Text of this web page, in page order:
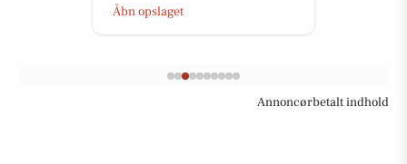
Åbn opslaget
Annoncørbetalt indhold